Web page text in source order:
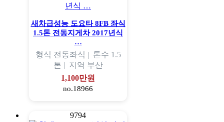
새차급성능 도요타 8FB 좌식
1.5톤 전동지게차 2017년식
…
형식 전동좌식 | 톤수 1.5
톤 | 지역 부산
1,100만원
no.18966
9794